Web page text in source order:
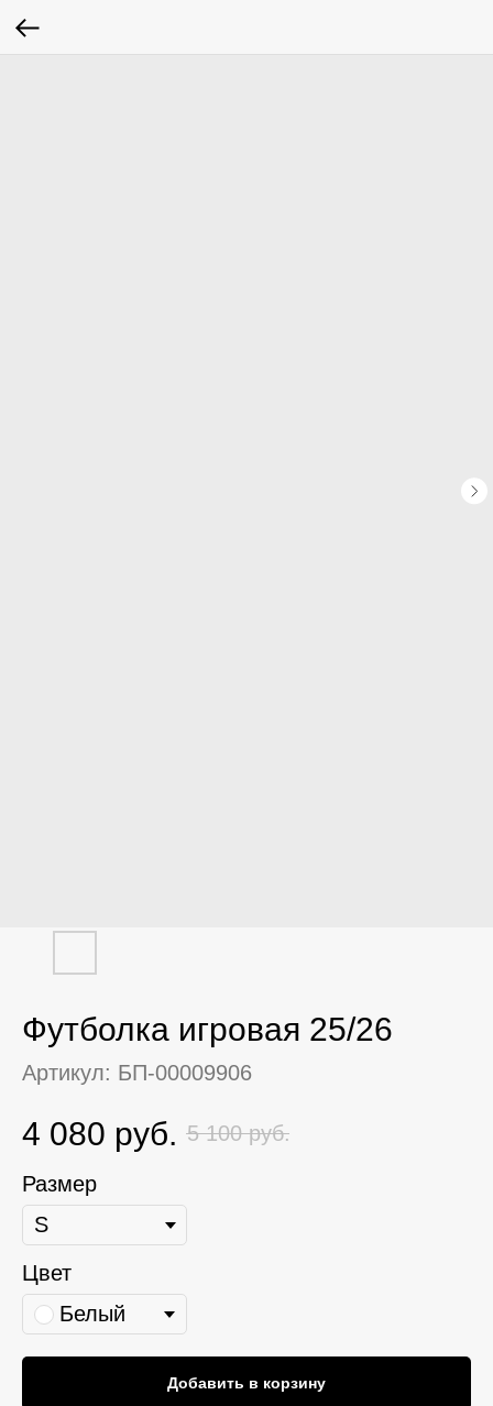
Футболка игровая 25/26
Артикул: БП-00009906
4 080 руб. 5 100 руб.
Размер
Цвет
Белый
Добавить в корзину